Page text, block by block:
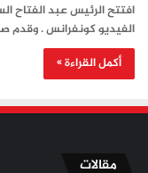
الفيديو كونفرانس .
أكمل القراءة »
مقالات